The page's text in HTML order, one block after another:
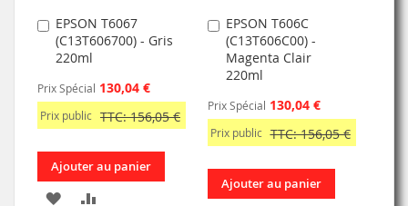
EPSON T6067
(C13T606700) - Gris
220ml
Prix Spécial 130,04 €
Prix public TTC: 156,05 €
Ajouter
au
panier
Ajouter au panier
AJOUTER
EPSON T606C
(C13T606C00) -
Magenta Clair
220ml
Prix Spécial 130,04 €
Prix public TTC: 156,05 €
Ajouter
au
panier
Ajouter au panier